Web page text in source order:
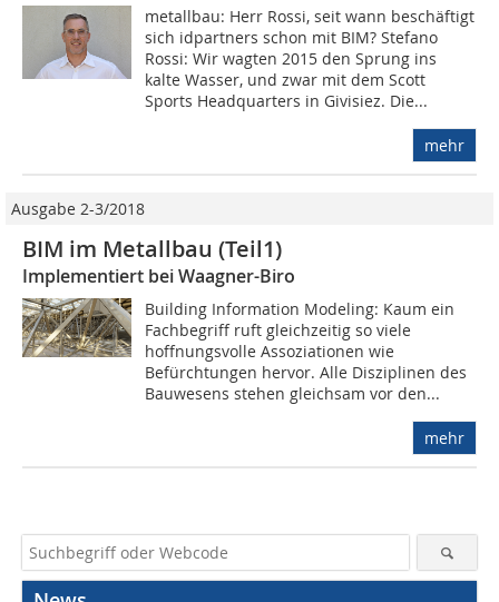
metallbau: Herr Rossi, seit wann beschäftigt
sich idpartners schon mit BIM? Stefano
Rossi: Wir wagten 2015 den Sprung ins
kalte Wasser, und zwar mit dem Scott
Sports Headquarters in Givisiez. Die...
mehr
Ausgabe 2-3/2018
BIM im Metallbau (Teil1)
Implementiert bei Waagner-Biro
Building Information Modeling: Kaum ein
Fachbegriff ruft gleichzeitig so viele
hoffnungsvolle Assoziationen wie
Befürchtungen hervor. Alle Disziplinen des
Bauwesens stehen gleichsam vor den...
mehr